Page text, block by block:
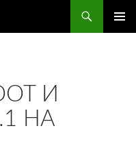
И
НА